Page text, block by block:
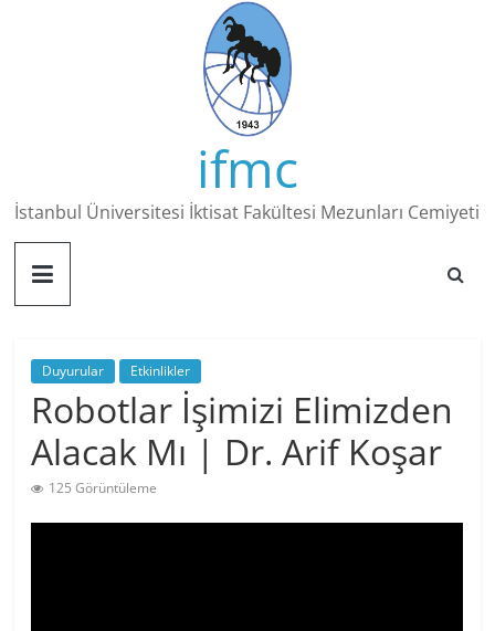
ifmc
İstanbul Üniversitesi İktisat Fakültesi Mezunları Cemiyeti
Duyurular Etkinlikler
Robotlar İşimizi Elimizden
Alacak Mı | Dr. Arif Koşar
125 Görüntüleme